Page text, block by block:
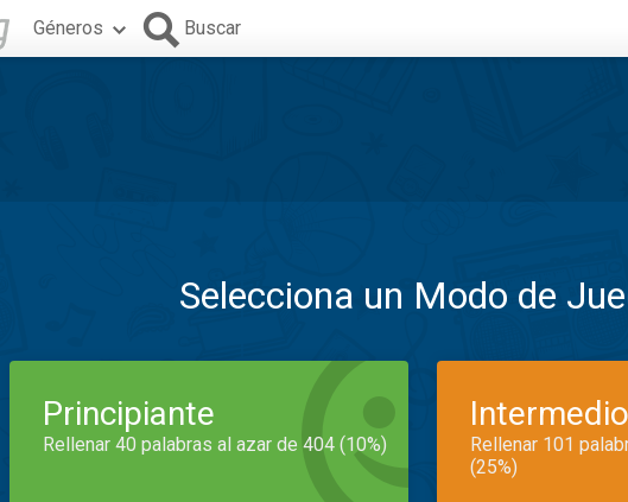
Géneros Buscar
Selecciona un Modo de
Principiante
Rellenar 40 palabras al azar de 404 (10%)
Intermedio
Rellenar 101
(25%)